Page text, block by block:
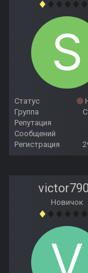
Статус
Группа
Репутация
Сообщений
Регистрация
Новичок